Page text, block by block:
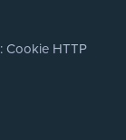
: Cookie HTTP